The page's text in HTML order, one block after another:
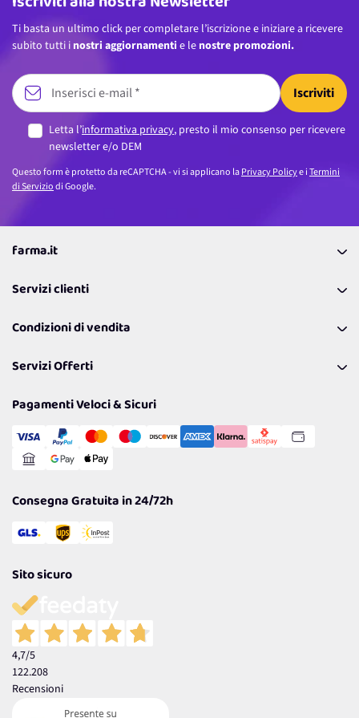
Ti basta un ultimo click per completare l’iscrizione e iniziare a ricevere
subito tutti i nostri aggiornamenti e le nostre promozioni.
Iscriviti
Letta l’informativa privacy, presto il mio consenso per ricevere
newsletter e/o DEM
Questo form è protetto da reCAPTCHA - vi si applicano laPrivacy Policye iTermini
di Serviziodi Google.
farma.it
Coupon
Lavora con noi
Politiche per la parità di genere
Servizi clienti
Richiamami
Resi
Condizioni di vendita
Spedizioni
Cookie Policy
Gestisci Cookie
Servizi Offerti
Reso Facile e Veloce
Pagamenti Veloci & Sicuri
Consegna Gratuita in 24/72h
Sito sicuro
4,7/5
122.208
Recensioni